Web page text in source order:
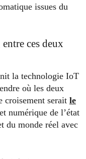
issues du
ces deux
la technologie IoT
où les deux
croisement serait le
numérique de l’état
du monde réel avec